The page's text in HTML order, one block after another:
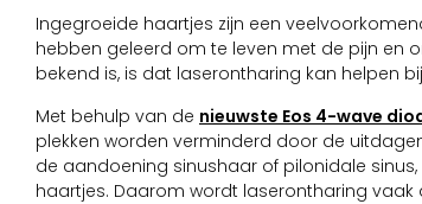
Ingegroeide haartjes zijn een
hebben geleerd om te leven met de pijn en
bekend is, is dat laserontharing kan helpen
Met behulp van de nieuwste Eos 4-wave
plekken worden verminderd door de
de aandoening sinushaar of pilonidale
haartjes. Daarom wordt laserontharing